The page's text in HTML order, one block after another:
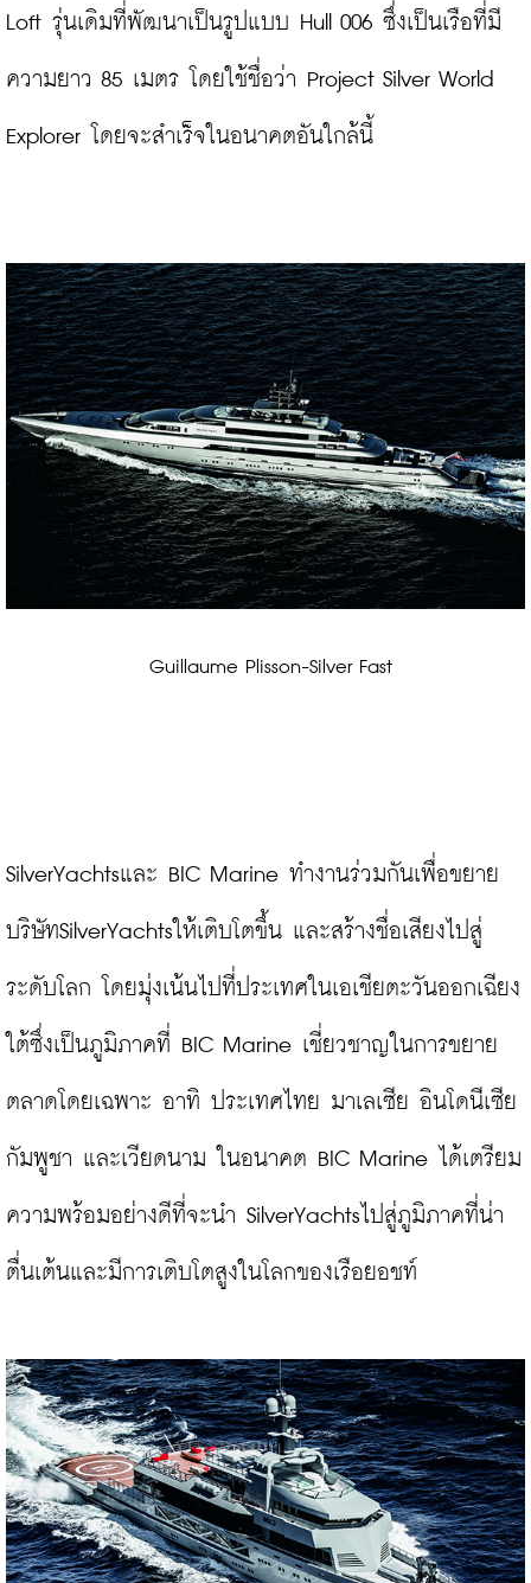
Loft รุ่นเดิมที่พัฒนาเป็นรูปแบบ Hull 006 ซึ่งเป็นเรือที่มี
ความยาว 85 เมตร โดยใช้ชื่อว่า Project Silver World
Explorer โดยจะสำเร็จในอนาคตอันใกล้นี้
Guillaume Plisson-Silver Fast
SilverYachtsและ BIC Marine ทำงานร่วมกันเพื่อขยาย
บริษัทSilverYachtsให้เติบโตขึ้น และสร้างชื่อเสียงไปสู่
ระดับโลก โดยมุ่งเน้นไปที่ประเทศในเอเชียตะวันออกเฉียง
ใต้ซึ่งเป็นภูมิภาคที่ BIC Marine เชี่ยวชาญในการขยาย
ตลาดโดยเฉพาะ อาทิ ประเทศไทย มาเลเซีย อินโดนีเซีย
กัมพูชา และเวียดนาม ในอนาคต BIC Marine ได้เตรียม
ความพร้อมอย่างดีที่จะนำ SilverYachtsไปสู่ภูมิภาคที่น่า
ตื่นเต้นและมีการเติบโตสูงในโลกของเรือยอชท์